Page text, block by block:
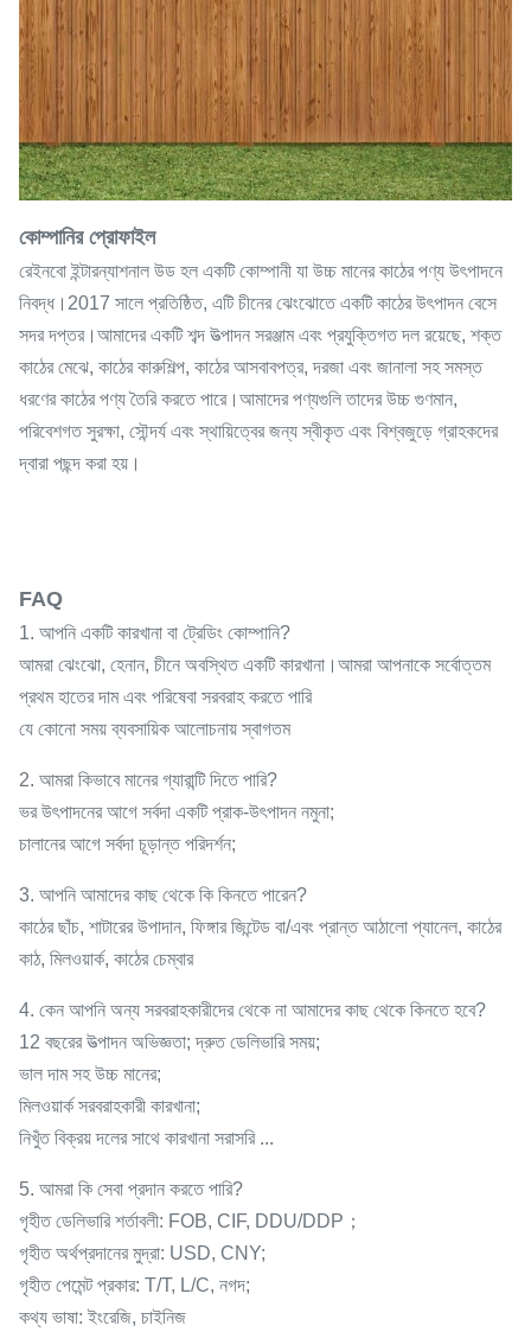
কোম্পানির প্রোফাইল
রেইনবো ইন্টারন্যাশনাল উড হল একটি কোম্পানী যা উচ্চ মানের কাঠের পণ্য উৎপাদনে
নিবদ্ধ।2017 সালে প্রতিষ্ঠিত, এটি চীনের ঝেংঝোতে একটি কাঠের উৎপাদন বেসে
সদর দপ্তর।আমাদের একটি শব্দ উত্পাদন সরঞ্জাম এবং প্রযুক্তিগত দল রয়েছে, শক্ত
কাঠের মেঝে, কাঠের কারুশিল্প, কাঠের আসবাবপত্র, দরজা এবং জানালা সহ সমস্ত
ধরণের কাঠের পণ্য তৈরি করতে পারে।আমাদের পণ্যগুলি তাদের উচ্চ গুণমান,
পরিবেশগত সুরক্ষা, সৌন্দর্য এবং স্থায়িত্বের জন্য স্বীকৃত এবং বিশ্বজুড়ে গ্রাহকদের
দ্বারা পছন্দ করা হয়।
FAQ
1. আপনি একটি কারখানা বা ট্রেডিং কোম্পানি?
আমরা ঝেংঝো, হেনান, চীনে অবস্থিত একটি কারখানা।আমরা আপনাকে সর্বোত্তম
প্রথম হাতের দাম এবং পরিষেবা সরবরাহ করতে পারি
যে কোনো সময় ব্যবসায়িক আলোচনায় স্বাগতম
2. আমরা কিভাবে মানের গ্যারান্টি দিতে পারি?
ভর উৎপাদনের আগে সর্বদা একটি প্রাক-উৎপাদন নমুনা;
চালানের আগে সর্বদা চূড়ান্ত পরিদর্শন;
3. আপনি আমাদের কাছ থেকে কি কিনতে পারেন?
কাঠের ছাঁচ, শাটারের উপাদান, ফিঙ্গার জিন্টেড বা/এবং প্রান্ত আঠালো প্যানেল, কাঠের
কাঠ, মিলওয়ার্ক, কাঠের চেম্বার
4. কেন আপনি অন্য সরবরাহকারীদের থেকে না আমাদের কাছ থেকে কিনতে হবে?
12 বছরের উত্পাদন অভিজ্ঞতা; দ্রুত ডেলিভারি সময়;
ভাল দাম সহ উচ্চ মানের;
মিলওয়ার্ক সরবরাহকারী কারখানা;
নিখুঁত বিক্রয় দলের সাথে কারখানা সরাসরি ...
5. আমরা কি সেবা প্রদান করতে পারি?
গৃহীত ডেলিভারি শর্তাবলী: FOB, CIF, DDU/DDP；
গৃহীত অর্থপ্রদানের মুদ্রা: USD, CNY;
গৃহীত পেমেন্ট প্রকার: T/T, L/C, নগদ;
কথ্য ভাষা: ইংরেজি, চাইনিজ